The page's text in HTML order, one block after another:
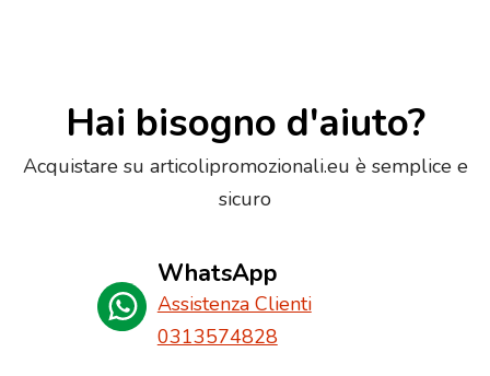
Hai bisogno d'aiuto?
Acquistare su articolipromozionali.eu è semplice e
sicuro
WhatsApp
Assistenza Clienti
0313574828